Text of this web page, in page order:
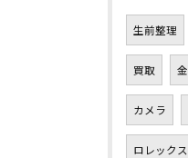
生前整理
買取 金
カメラ
ロレックス